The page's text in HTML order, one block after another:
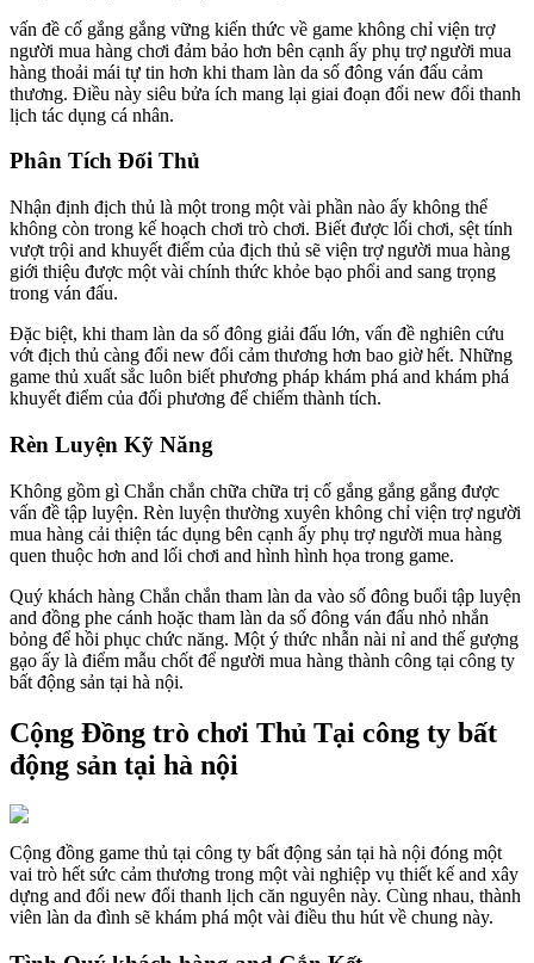
vấn đề cố gắng gắng vững kiến thức về game không chỉ viện trợ
người mua hàng chơi đảm bảo hơn bên cạnh ấy phụ trợ người mua
hàng thoải mái tự tin hơn khi tham làn da số đông ván đấu cảm
thương. Điều này siêu bửa ích mang lại giai đoạn đổi new đổi thanh
lịch tác dụng cá nhân.
Phân Tích Đối Thủ
Nhận định địch thủ là một trong một vài phần nào ấy không thể
không còn trong kế hoạch chơi trò chơi. Biết được lối chơi, sệt tính
vượt trội and khuyết điểm của địch thủ sẽ viện trợ người mua hàng
giới thiệu được một vài chính thức khỏe bạo phổi and sang trọng
trong ván đấu.
Đặc biệt, khi tham làn da số đông giải đấu lớn, vấn đề nghiên cứu
vớt địch thủ càng đổi new đổi cảm thương hơn bao giờ hết. Những
game thủ xuất sắc luôn biết phương pháp khám phá and khám phá
khuyết điểm của đối phương để chiếm thành tích.
Rèn Luyện Kỹ Năng
Không gồm gì Chắn chắn chữa chữa trị cố gắng gắng gắng được
vấn đề tập luyện. Rèn luyện thường xuyên không chỉ viện trợ người
mua hàng cải thiện tác dụng bên cạnh ấy phụ trợ người mua hàng
quen thuộc hơn and lối chơi and hình hình họa trong game.
Quý khách hàng Chắn chắn tham làn da vào số đông buổi tập luyện
and đồng phe cánh hoặc tham làn da số đông ván đấu nhỏ nhắn
bỏng để hồi phục chức năng. Một ý thức nhẫn nài nỉ and thế gượng
gạo ấy là điểm mẫu chốt để người mua hàng thành công tại công ty
bất động sản tại hà nội.
Cộng Đồng trò chơi Thủ Tại công ty bất
động sản tại hà nội
Cộng đồng game thủ tại công ty bất động sản tại hà nội đóng một
vai trò hết sức cảm thương trong một vài nghiệp vụ thiết kế and xây
dựng and đổi new đổi thanh lịch căn nguyên này. Cùng nhau, thành
viên làn da đình sẽ khám phá một vài điều thu hút về chung này.